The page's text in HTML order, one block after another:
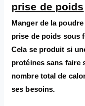
prise de poids
Manger de la
prise de poids sous
Cela se produit si
protéines sans faire
nombre total de
ses besoins.